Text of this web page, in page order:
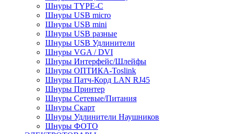
Шнуры TYPE-C
Шнуры USB micro
Шнуры USB mini
Шнуры USB разные
Шнуры USB Удлинители
Шнуры VGA / DVI
Шнуры Интерфейс/Шлейфы
Шнуры ОПТИКА-Toslink
Шнуры Патч-Корд LAN RJ45
Шнуры Принтер
Шнуры Сетевые/Питания
Шнуры Скарт
Шнуры Удлинители Наушников
Шнуры ФОТО